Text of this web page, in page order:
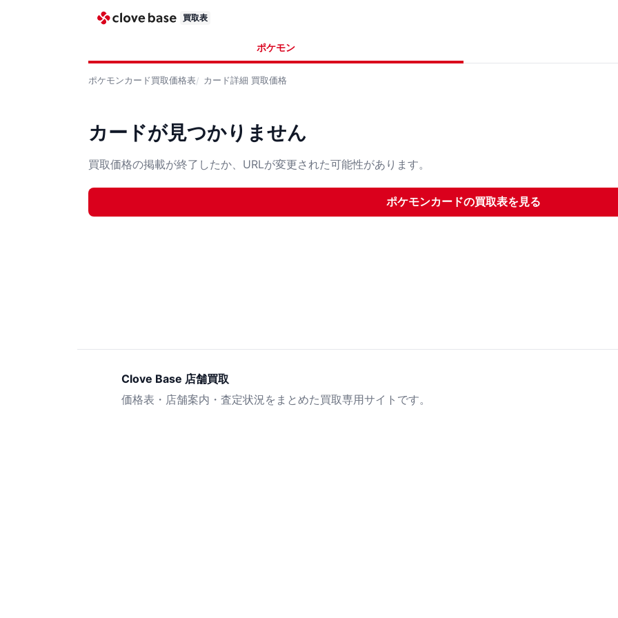
買取表
ポケモン
ポケモンカード買取価格表 カード詳細 買取価格
カードが見つかりません
買取価格の掲載が終了したか、URLが変更された可能性があります。
ポケモンカードの買取表を見る
Clove Base 店舗買取
価格表・店舗案内・査定状況をまとめた買取専用サイトです。